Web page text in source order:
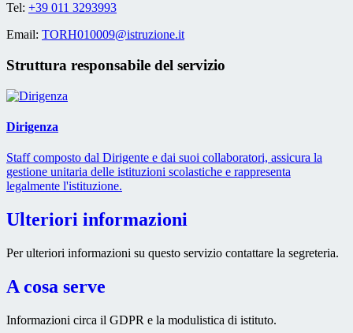
Tel: +39 011 3293993
Email: TORH010009@istruzione.it
Struttura responsabile del servizio
Dirigenza
Staff composto dal Dirigente e dai suoi collaboratori, assicura la
gestione unitaria delle istituzioni scolastiche e rappresenta
legalmente l'istituzione.
Ulteriori informazioni
Per ulteriori informazioni su questo servizio contattare la segreteria.
A cosa serve
Informazioni circa il GDPR e la modulistica di istituto.